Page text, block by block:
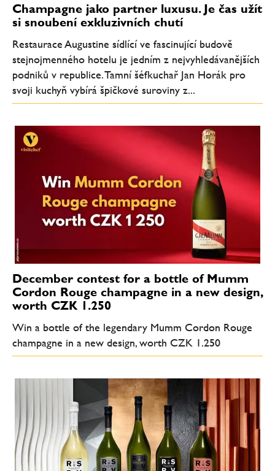
Champagne jako partner luxusu. Je čas užít
si snoubení exkluzivních chutí
Restaurace Augustine sídlící ve fascinující budově
stejnojmenného hotelu je jedním z nejvyhledávanějších
podniků v republice. Tamní šéfkuchař Jan Horák pro
svoji kuchyň vybírá špičkové suroviny z...
December contest for a bottle of Mumm
Cordon Rouge champagne in a new design,
worth CZK 1.250
Win a bottle of the legendary Mumm Cordon Rouge
champagne in a new design, worth CZK 1.250